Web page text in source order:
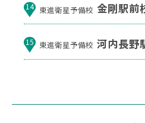
14 東進衛星予備校 金剛駅前
15 東進衛星予備校 河内長野